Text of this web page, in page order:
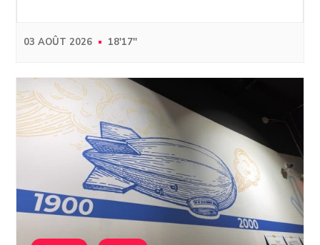
03 AOÛT 2026 18'17''